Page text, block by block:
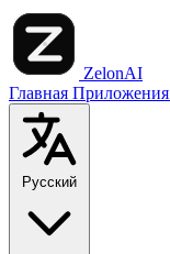
ZelonAI
Главная Приложения
Русский